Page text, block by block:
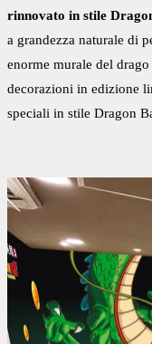
rinnovato in stile
a grandezza naturale di
enorme murale del
decorazioni in edizione
speciali in stile Dragon